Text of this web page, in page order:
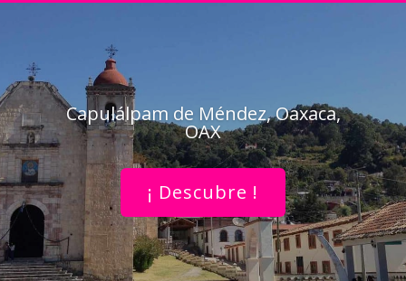
Capulálpam de Méndez, Oaxaca,
OAX
¡ Descubre !